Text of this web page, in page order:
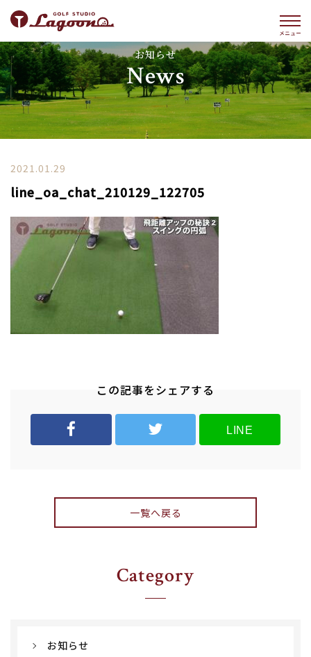
お知らせ
News
2021.01.29
line_oa_chat_210129_122705
この記事をシェアする
LINE
一覧へ戻る
Category
お知らせ